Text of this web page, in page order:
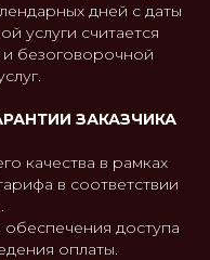
дней с даты
услуги считается
безоговорочной
ЗАКАЗЧИКА
качества в рамках
в соответствии
обеспечения доступа
оплаты.